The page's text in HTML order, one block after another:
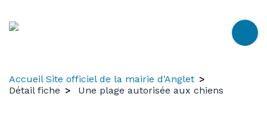
Accueil Site officiel de la mairie d'Anglet
Détail fiche
Une plage autorisée aux chiens